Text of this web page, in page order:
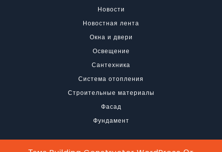
Новости
Новостная лента
Окна и двери
Освещение
Сантехника
Система отопления
Строительные материалы
Фасад
Фундамент